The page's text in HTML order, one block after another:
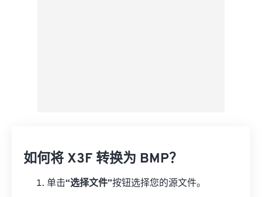
如何将 X3F 转换为 BMP？
单击“选择文件”按钮选择您的源文件。